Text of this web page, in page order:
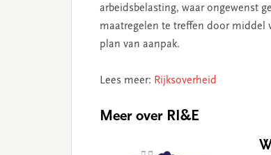
arbeidsbelasting, waar ongewenst
maatregelen te treffen door middel
plan van aanpak.
Lees meer: Rijksoverheid
Meer over RI&E